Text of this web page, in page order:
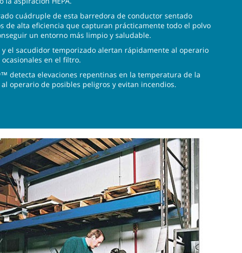
cuádruple de esta barredora de conductor sentado
de alta eficiencia que capturan prácticamente todo el polvo
un entorno más limpio y saludable.
y el sacudidor temporizado alertan rápidamente al operario
en el filtro.
detecta elevaciones repentinas en la temperatura de la
operario de posibles peligros y evitan incendios.